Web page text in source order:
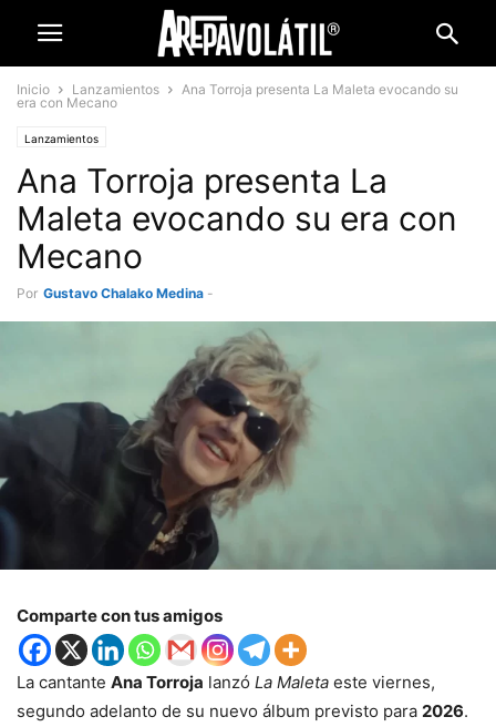
Inicio Lanzamientos
Ana Torroja presenta La Maleta evocando su
era con Mecano
Lanzamientos
Ana Torroja presenta La
Maleta evocando su era con
Mecano
Por Gustavo Chalako Medina -
Comparte con tus amigos
La cantante Ana Torroja lanzó La Maleta este viernes,
segundo adelanto de su nuevo álbum previsto para 2026.